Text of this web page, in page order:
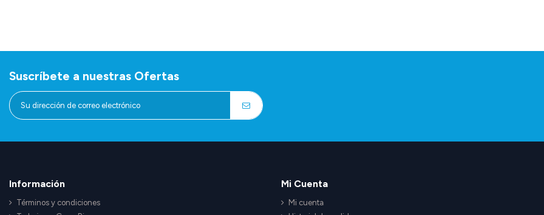
Suscríbete a nuestras Ofertas
Información
Términos y condiciones
Mi Cuenta
Mi cuenta